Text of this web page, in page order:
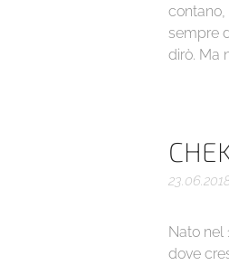
contano,
sempre
dirò. Ma
Nato nel
dove